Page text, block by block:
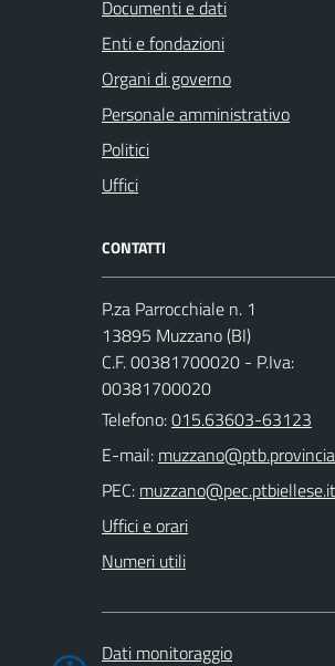
Documenti e dati
Enti e fondazioni
Organi di governo
Personale amministrativo
Politici
Uffici
CONTATTI
P.za Parrocchiale n. 1
13895 Muzzano (BI)
C.F. 00381700020 - P.Iva:
00381700020
Telefono:015.63603-63123
E-mail:
PEC:
Uffici e orari
Numeri utili
Dati monitoraggio